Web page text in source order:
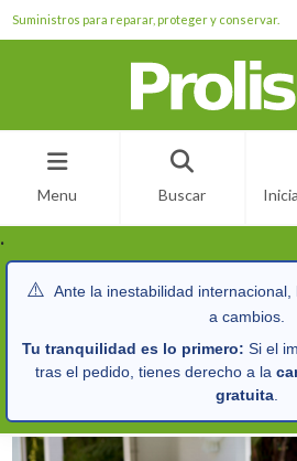
Suministros para reparar, proteger y conservar.
Menu Buscar
.
⚠️ Ante la inestabilidad
a cambios.
Tu tranquilidad es lo primero: Si el
tras el pedido, tienes derecho a la
gratuita.